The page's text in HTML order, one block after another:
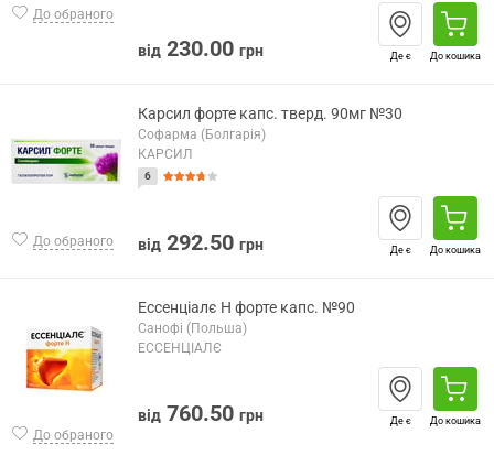
До обраного
від 230.00 грн Де є До кошика
До обраного
Карсил форте капс. тверд. 90мг №30
Софарма (Болгарія)
КАРСИЛ
6
від 292.50 грн Де є До кошика
До обраного
Ессенціалє Н форте капс. №90
Санофі (Польша)
ЕССЕНЦІАЛЄ
від 760.50 грн Де є До кошика